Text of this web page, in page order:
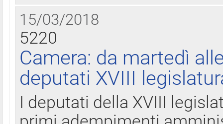
15/03/2018
5220
Camera: da martedì
deputati XVIII
I deputati della XVIII